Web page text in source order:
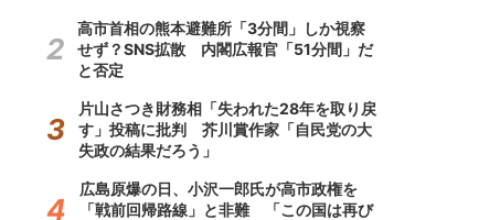
高市首相の熊本避難所「3分間」しか視察
せず？SNS拡散 内閣広報官「51分間」だ
と否定
片山さつき財務相「失われた28年を取り戻
す」投稿に批判 芥川賞作家「自民党の大
失政の結果だろう」
広島原爆の日、小沢一郎氏が高市政権を
「戦前回帰路線」と非難 「この国は再び